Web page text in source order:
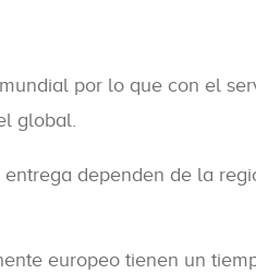
por lo que con el
global.
dependen de la
europeo tienen un